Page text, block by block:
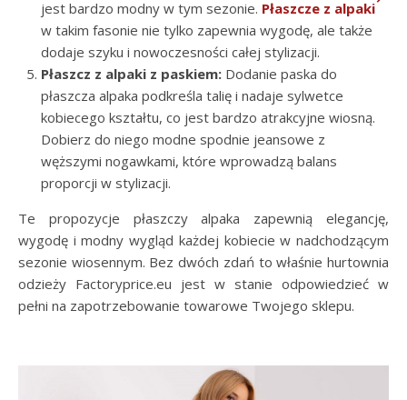
jest bardzo modny w tym sezonie. Płaszcze z alpaki
w takim fasonie nie tylko zapewnia wygodę, ale także
dodaje szyku i nowoczesności całej stylizacji.
Płaszcz z alpaki z paskiem: Dodanie paska do
płaszcza alpaka podkreśla talię i nadaje sylwetce
kobiecego kształtu, co jest bardzo atrakcyjne wiosną.
Dobierz do niego modne spodnie jeansowe z
węższymi nogawkami, które wprowadzą balans
proporcji w stylizacji.
Te propozycje płaszczy alpaka zapewnią elegancję,
wygodę i modny wygląd każdej kobiecie w nadchodzącym
sezonie wiosennym. Bez dwóch zdań to właśnie hurtownia
odzieży Factoryprice.eu jest w stanie odpowiedzieć w
pełni na zapotrzebowanie towarowe Twojego sklepu.